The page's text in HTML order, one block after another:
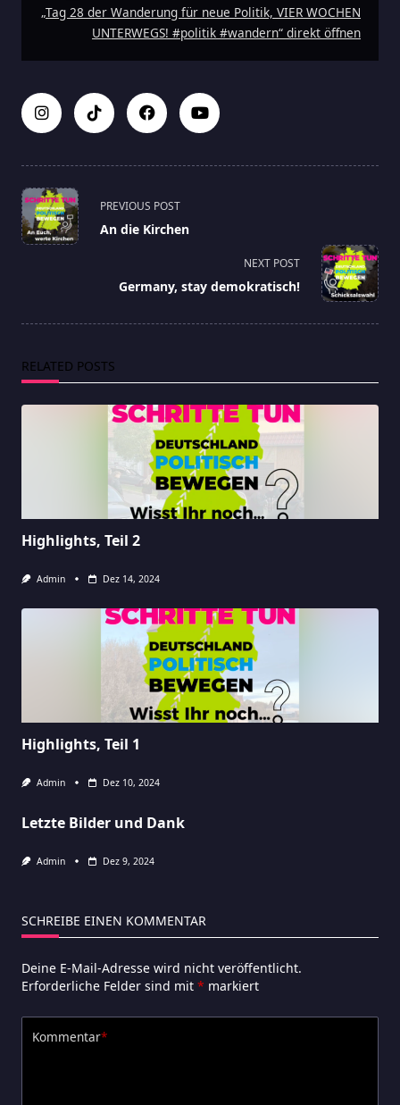
„Tag 28 der Wanderung für neue Politik, VIER WOCHEN
UNTERWEGS! #politik #wandern“ direkt öffnen
<span
class="nav-
subtitle
PREVIOUS POST
An die Kirchen
NEXT POST
Germany, stay demokratisch!
RELATED POSTS
Highlights, Teil 2
Admin Dez 14, 2024
Highlights, Teil 1
Admin Dez 10, 2024
Letzte Bilder und Dank
Admin Dez 9, 2024
SCHREIBE EINEN KOMMENTAR
Deine E-Mail-Adresse wird nicht veröffentlicht.
Erforderliche Felder sind mit * markiert
Kommentar*